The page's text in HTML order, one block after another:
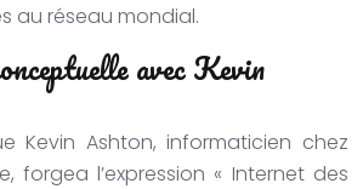
au réseau mondial.
avec Kevin
Kevin Ashton, informaticien chez
forgea l’expression « Internet des